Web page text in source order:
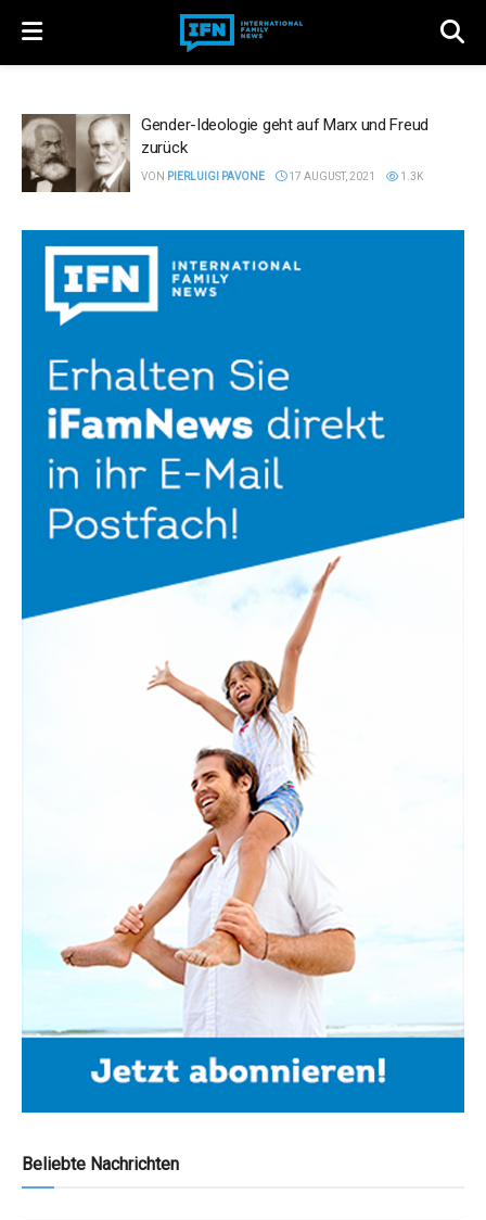
Gender-Ideologie geht auf Marx und Freud
zurück
VON PIERLUIGI PAVONE 17 AUGUST, 2021 1.3K
Beliebte Nachrichten